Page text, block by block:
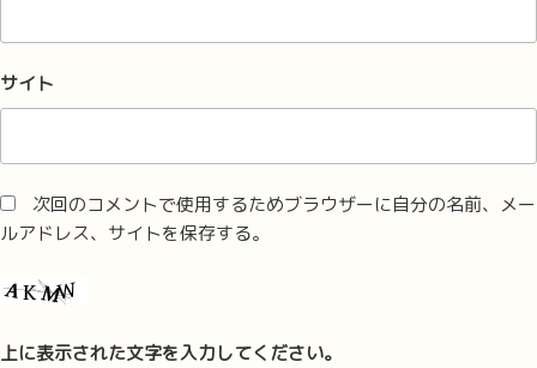
サイト
次回のコメントで使用するためブラウザーに自分の名前、メー
ルアドレス、サイトを保存する。
上に表示された文字を入力してください。